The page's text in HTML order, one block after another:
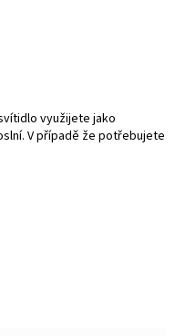
využijete jako
V případě že potřebujete